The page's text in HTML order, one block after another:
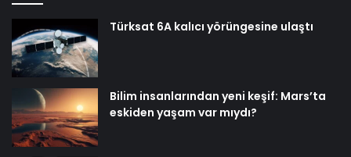
Türksat 6A kalıcı yörüngesine ulaştı
Bilim insanlarından yeni keşif: Mars’ta
eskiden yaşam var mıydı?